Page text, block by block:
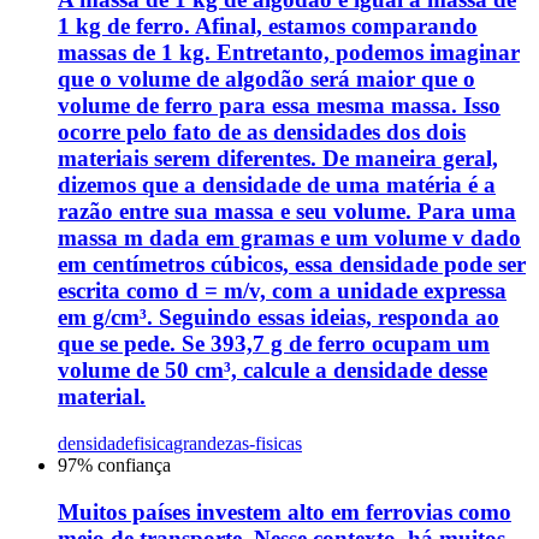
1 kg de ferro. Afinal, estamos comparando
massas de 1 kg. Entretanto, podemos imaginar
que o volume de algodão será maior que o
volume de ferro para essa mesma massa. Isso
ocorre pelo fato de as densidades dos dois
materiais serem diferentes. De maneira geral,
dizemos que a densidade de uma matéria é a
razão entre sua massa e seu volume. Para uma
massa m dada em gramas e um volume v dado
em centímetros cúbicos, essa densidade pode ser
escrita como d = m/v, com a unidade expressa
em g/cm³. Seguindo essas ideias, responda ao
que se pede. Se 393,7 g de ferro ocupam um
volume de 50 cm³, calcule a densidade desse
material.
densidadefisicagrandezas-fisicas
97% confiança
Muitos países investem alto em ferrovias como